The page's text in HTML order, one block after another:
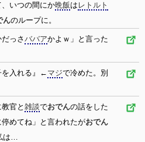
いつの間にか晩飯は レトルト
んのループに。
っさババアかよｗ」と言った
を入れる』←マジで冷めた。別
官と 雑談でおでんの話をした
めてね」と言われたがおでん
は…